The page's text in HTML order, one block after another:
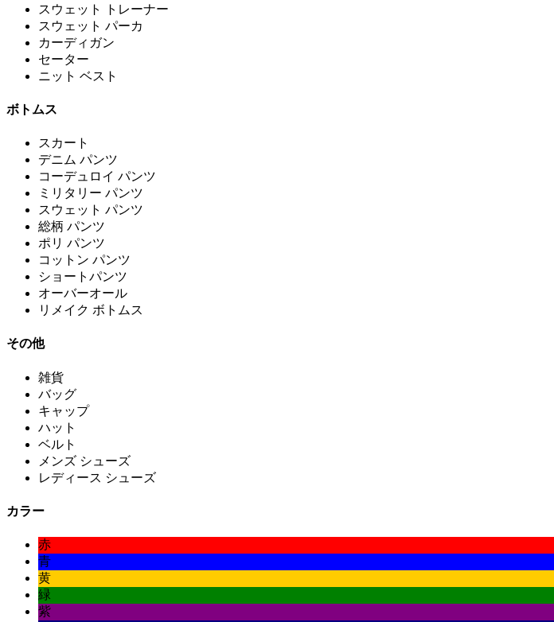
スウェット トレーナー
スウェット パーカ
カーディガン
セーター
ニット ベスト
ボトムス
スカート
デニム パンツ
コーデュロイ パンツ
ミリタリー パンツ
スウェット パンツ
総柄 パンツ
ポリ パンツ
コットン パンツ
ショートパンツ
オーバーオール
リメイク ボトムス
その他
雑貨
バッグ
キャップ
ハット
ベルト
メンズ シューズ
レディース シューズ
カラー
赤
青
黄
緑
紫